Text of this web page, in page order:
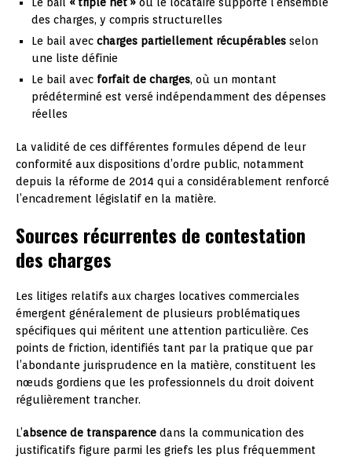
des charges, y compris structurelles
Le bail avec charges partiellement récupérables selon
une liste définie
Le bail avec forfait de charges, où un montant
prédéterminé est versé indépendamment des dépenses
réelles
La validité de ces différentes formules dépend de leur
conformité aux dispositions d’ordre public, notamment
depuis la réforme de 2014 qui a considérablement renforcé
l’encadrement législatif en la matière.
Sources récurrentes de contestation
des charges
Les litiges relatifs aux charges locatives commerciales
émergent généralement de plusieurs problématiques
spécifiques qui méritent une attention particulière. Ces
points de friction, identifiés tant par la pratique que par
l’abondante jurisprudence en la matière, constituent les
nœuds gordiens que les professionnels du droit doivent
régulièrement trancher.
L’absence de transparence dans la communication des
justificatifs figure parmi les griefs les plus fréquemment